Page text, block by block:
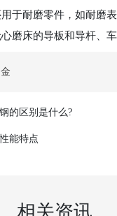
耐磨零件，如耐磨表
磨床的导板和导杆、车
的区别是什么?
能特点